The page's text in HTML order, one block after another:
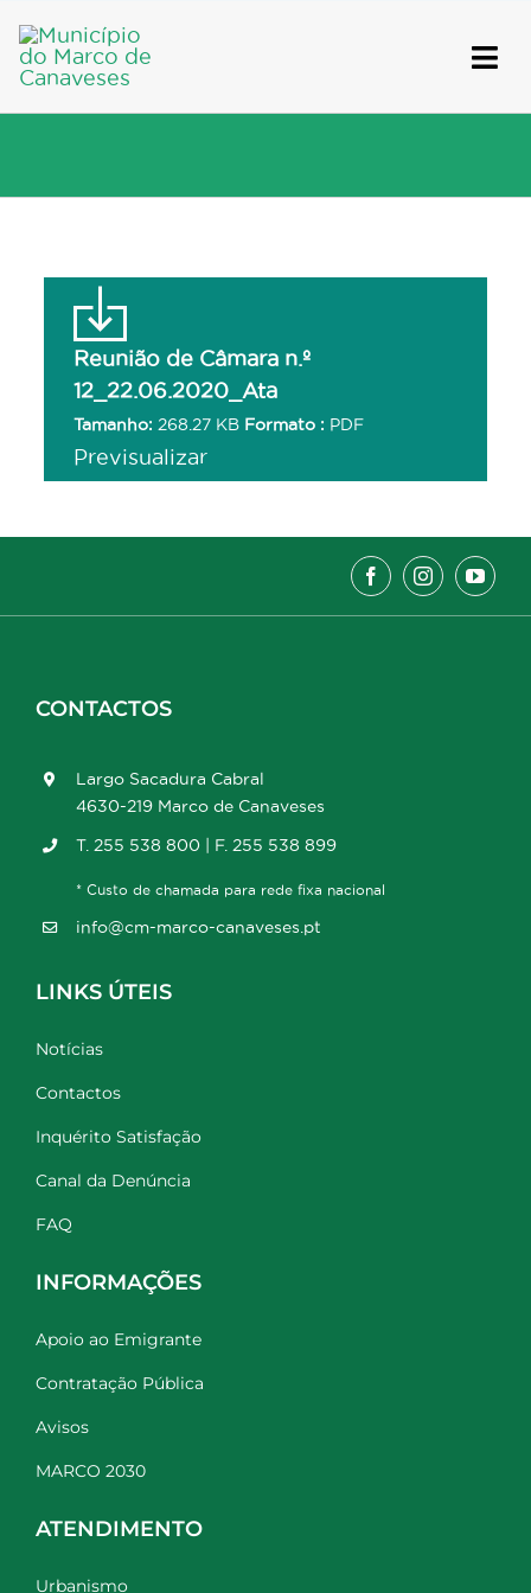
to
content
Reunião de Câmara n.º
12_22.06.2020_Ata
Tamanho: 268.27 KB Formato : PDF
Previsualizar
CONTACTOS
Largo Sacadura Cabral
4630-219 Marco de Canaveses
T. 255 538 800 | F. 255 538 899
* Custo de chamada para rede fixa nacional
info@cm-marco-canaveses.pt
LINKS ÚTEIS
Notícias
Contactos
Inquérito Satisfação
Canal da Denúncia
FAQ
INFORMAÇÕES
Apoio ao Emigrante
Contratação Pública
Avisos
MARCO 2030
ATENDIMENTO
Urbanismo